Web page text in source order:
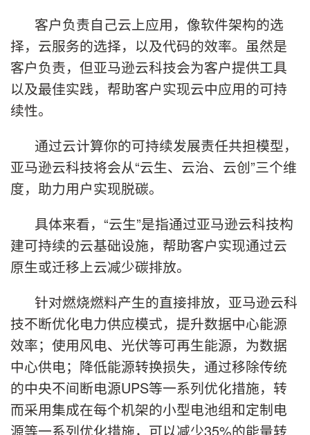
客户负责自己云上应用，像软件架构的选
择，云服务的选择，以及代码的效率。虽然是
客户负责，但亚马逊云科技会为客户提供工具
以及最佳实践，帮助客户实现云中应用的可持
续性。
通过云计算你的可持续发展责任共担模型，
亚马逊云科技将会从“云生、云治、云创”三个维
度，助力用户实现脱碳。
具体来看，“云生”是指通过亚马逊云科技构
建可持续的云基础设施，帮助客户实现通过云
原生或迁移上云减少碳排放。
针对燃烧燃料产生的直接排放，亚马逊云科
技不断优化电力供应模式，提升数据中心能源
效率；使用风电、光伏等可再生能源，为数据
中心供电；降低能源转换损失，通过移除传统
的中央不间断电源UPS等一系列优化措施，转
而采用集成在每个机架的小型电池组和定制电
源等一系列优化措施，可以减少35%的能量转